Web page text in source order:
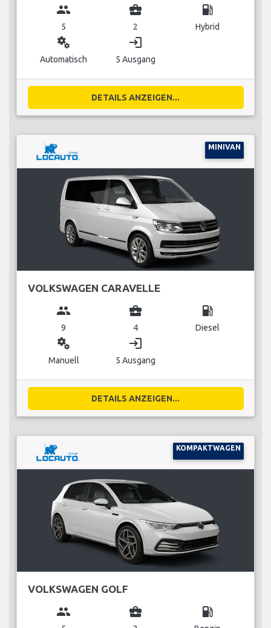
group
5
business_center
2
local_gas_station
Hybrid
miscellaneous_services
Automatisch
login
5 Ausgang
DETAILS ANZEIGEN...
MINIVAN
VOLKSWAGEN CARAVELLE
group
9
business_center
4
local_gas_station
Diesel
miscellaneous_services
Manuell
login
5 Ausgang
DETAILS ANZEIGEN...
KOMPAKTWAGEN
VOLKSWAGEN GOLF
group business_center local_gas_station